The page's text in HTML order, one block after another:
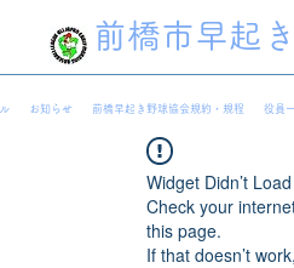
前橋市早起
お知らせ 前橋早起き野球協会規約・規程 役員
Widget Didn’t Load
Check your
this page.
If that doesn’t